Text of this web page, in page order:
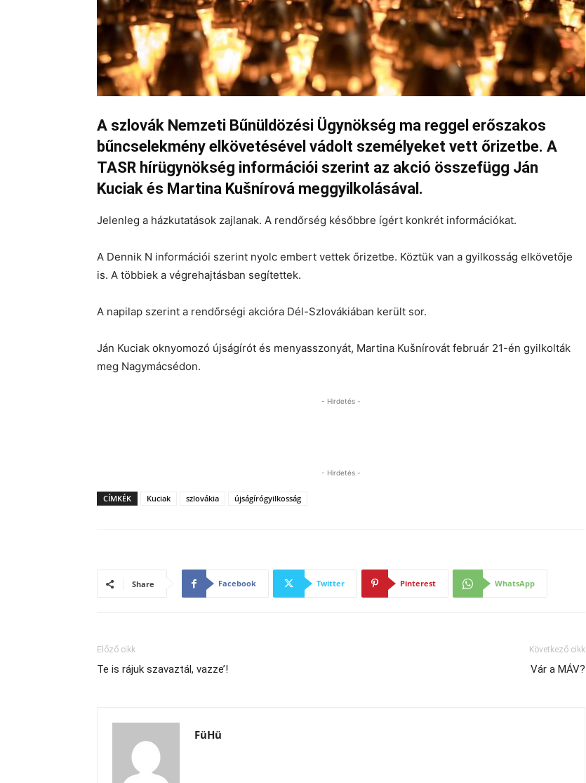
A szlovák Nemzeti Bűnüldözési Ügynökség ma reggel erőszakos
bűncselekmény elkövetésével vádolt személyeket vett őrizetbe. A
TASR hírügynökség információi szerint az akció összefügg Ján
Kuciak és Martina Kušnírová meggyilkolásával.
Jelenleg a házkutatások zajlanak. A rendőrség későbbre ígért konkrét információkat.
A Dennik N információi szerint nyolc embert vettek őrizetbe. Köztük van a gyilkosság elkövetője
is. A többiek a végrehajtásban segítettek.
A napilap szerint a rendőrségi akcióra Dél-Szlovákiában került sor.
Ján Kuciak oknyomozó újságírót és menyasszonyát, Martina Kušnírovát február 21-én gyilkolták
meg Nagymácsédon.
- Hirdetés -
- Hirdetés -
CÍMKÉK Kuciak szlovákia újságírógyilkosság
Share Facebook Twitter Pinterest WhatsApp
Előző cikk
Te is rájuk szavaztál, vazze’!
Következő cikk
Vár a MÁV?
FüHü